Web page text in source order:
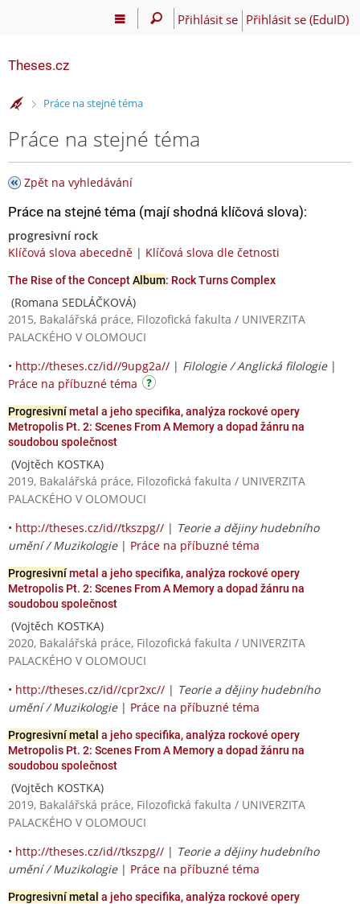
Přihlásit se Přihlásit se (EduID)
Theses.cz
>Práce na stejné téma
Práce na stejné téma
Zpět na vyhledávání
Práce na stejné téma (mají shodná klíčová slova):
progresivní rock
Klíčová slova abecedně | Klíčová slova dle četnosti
The Rise of the ConceptAlbum: Rock Turns Complex
(Romana SEDLÁČKOVÁ)
2015, Bakalářská práce, Filozofická fakulta / UNIVERZITA
PALACKÉHO V OLOMOUCI
• http://theses.cz/id//9upg2a// | Filologie / Anglická filologie|
Práce na příbuzné téma
Progresivnímetal a jeho specifika, analýza rockové opery
Metropolis Pt. 2: Scenes From A Memory a dopad žánru na
soudobou společnost
(Vojtěch KOSTKA)
2019, Bakalářská práce, Filozofická fakulta / UNIVERZITA
PALACKÉHO V OLOMOUCI
• http://theses.cz/id//tkszpg// | Teorie a dějiny hudebního
umění / Muzikologie| Práce na příbuzné téma
Progresivnímetal a jeho specifika, analýza rockové opery
Metropolis Pt. 2: Scenes From A Memory a dopad žánru na
soudobou společnost
(Vojtěch KOSTKA)
2020, Bakalářská práce, Filozofická fakulta / UNIVERZITA
PALACKÉHO V OLOMOUCI
• http://theses.cz/id//cpr2xc// | Teorie a dějiny hudebního
umění / Muzikologie| Práce na příbuzné téma
Progresivní metal a jeho specifika, analýza rockové opery
Metropolis Pt. 2: Scenes From A Memory a dopad žánru na
soudobou společnost
(Vojtěch KOSTKA)
2019, Bakalářská práce, Filozofická fakulta / UNIVERZITA
PALACKÉHO V OLOMOUCI
• http://theses.cz/id//tkszpg// | Teorie a dějiny hudebního
umění / Muzikologie| Práce na příbuzné téma
Progresivní metal a jeho specifika, analýza rockové opery